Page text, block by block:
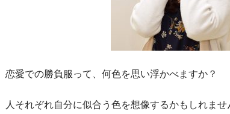
恋愛での勝負服って、何色を思い浮かべますか？
人それぞれ自分に似合う色を想像するかもしれま